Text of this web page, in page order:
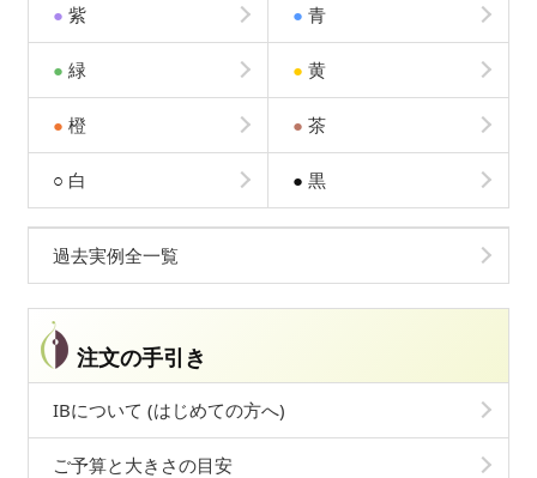
● 紫 ● 青
● 緑 ● 黄
● 橙 ● 茶
○ 白 ● 黒
過去実例全一覧
注文の手引き
IBについて (はじめての方へ)
ご予算と大きさの目安